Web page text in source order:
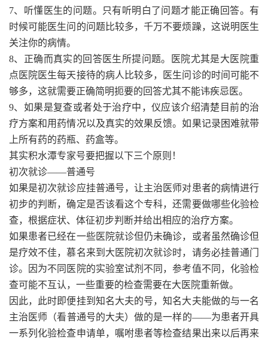
7、听懂医生的问题。只有听明白了问题才能正确回答。有
时候可能医生问的问题比较多，千万不要烦躁，这说明医生
关注你的病情。
8、正确而真实的回答医生所提问题。医院尤其是大医院重
点医院医生每天接待的病人比较多，医生问诊的时间可能不
够多，这就需要正确简明扼要的回答尤其不能讳疾忌医。
9、如果是复查或者处于治疗中，仪应该介绍清楚目前的治
疗方案和用药情况以及真实的效果反馈。如果记录困难就带
上所有药的药瓶、药盒等。
其实积水潭专家号要把握以下三个原则！
初次就诊——普通号
如果是初次就诊应挂普通号，让主治医师对患者的病情进行
初步的判断，确定是否该看这个专科，还需要做哪些化验检
查，根据症状、体征初步判断并给出相应的治疗方案。
如果患者已经在一些医院就诊但仍未确诊，或者虽然确诊但
是疗效不佳，慕名来到大医院初次就诊时，请务必挂普通门
诊。因为不同医院的实验室试剂不同，参考值不同，化验检
查可能不互认，一些重要的检查需要在大医院重新做。
因此，此时即便挂到知名大夫的号，知名大夫能做的与一名
主治医师（看普通号的大夫）做的是一样的——为患者开具
一系列化验检查申请单，嘱咐患者等检查结果出来以后再来